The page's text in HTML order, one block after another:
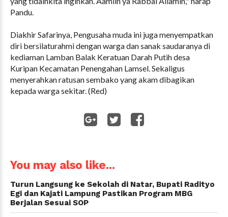
Pandu.
Diakhir Safarinya, Pengusaha muda ini juga menyempatkan
diri bersilaturahmi dengan warga dan sanak saudaranya di
kediaman Lamban Balak Keratuan Darah Putih desa
Kuripan Kecamatan Penengahan Lamsel. Sekaligus
menyerahkan ratusan sembako yang akam dibagikan
kepada warga sekitar. (Red)
You may also like...
Turun Langsung ke Sekolah di Natar, Bupati Radityo
Egi dan Kajati Lampung Pastikan Program MBG
Berjalan Sesuai SOP